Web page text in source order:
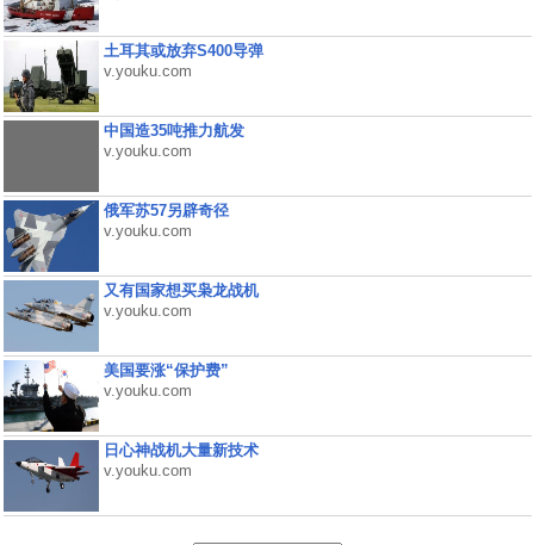
土耳其或放弃S400导弹
v.youku.com
中国造35吨推力航发
v.youku.com
俄军苏57另辟奇径
v.youku.com
又有国家想买枭龙战机
v.youku.com
美国要涨“保护费”
v.youku.com
日心神战机大量新技术
v.youku.com